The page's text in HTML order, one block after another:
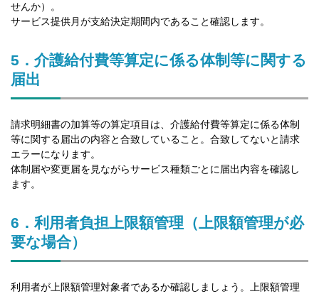
せんか）。
サービス提供月が支給決定期間内であること確認します。
5．介護給付費等算定に係る体制等に関する
届出
請求明細書の加算等の算定項目は、介護給付費等算定に係る体制
等に関する届出の内容と合致していること。合致してないと請求
エラーになります。
体制届や変更届を見ながらサービス種類ごとに届出内容を確認し
ます。
6．利用者負担上限額管理（上限額管理が必
要な場合）
利用者が上限額管理対象者であるか確認しましょう。上限額管理